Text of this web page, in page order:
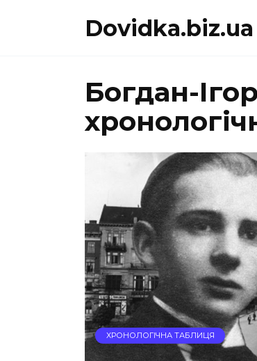
Dovidka.biz.ua
Богдан-
ХРОНОЛОГІЧНА ТАБЛИЦЯ